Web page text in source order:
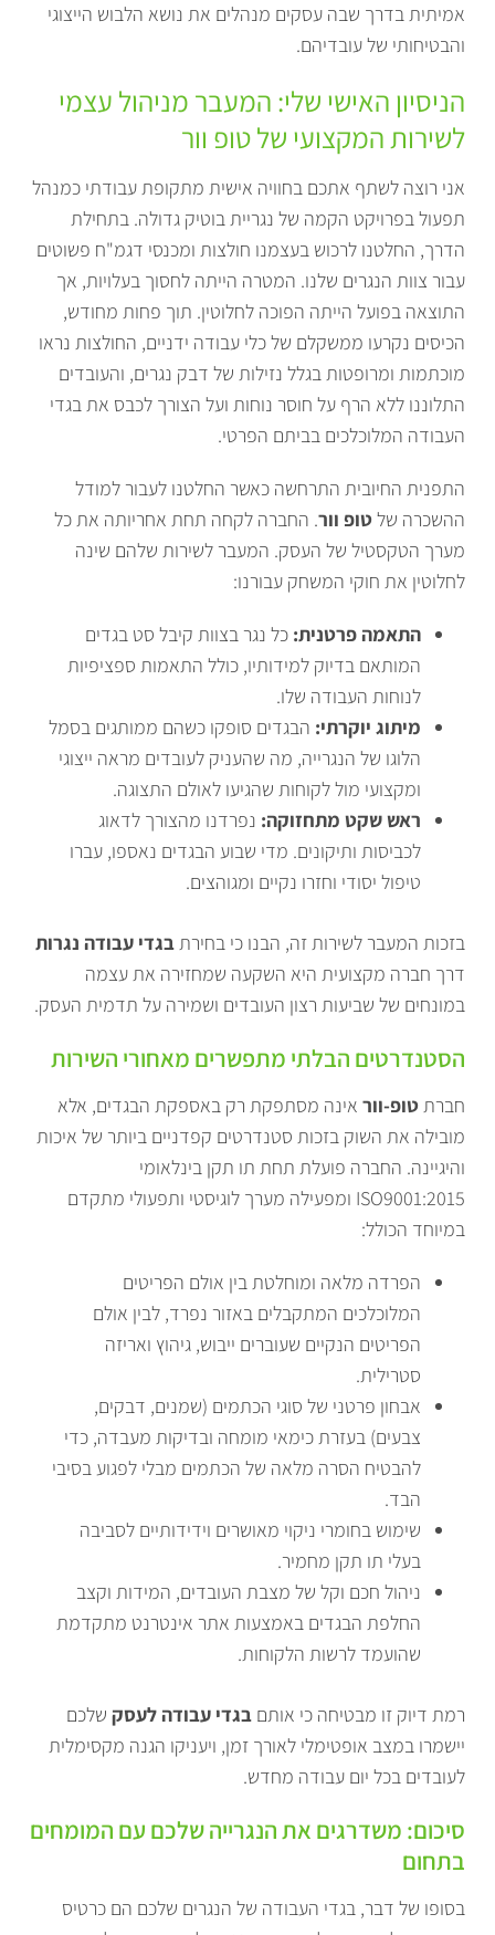
אמיתית בדרך שבה עסקים מנהלים את נושא הלבוש הייצוגי
והבטיחותי של עובדיהם.
הניסיון האישי שלי: המעבר מניהול עצמי
לשירות המקצועי של טופ וור
אני רוצה לשתף אתכם בחוויה אישית מתקופת עבודתי כמנהל
תפעול בפרויקט הקמה של נגריית בוטיק גדולה. בתחילת
הדרך, החלטנו לרכוש בעצמנו חולצות ומכנסי דגמ"ח פשוטים
עבור צוות הנגרים שלנו. המטרה הייתה לחסוך בעלויות, אך
התוצאה בפועל הייתה הפוכה לחלוטין. תוך פחות מחודש,
הכיסים נקרעו ממשקלם של כלי עבודה ידניים, החולצות נראו
מוכתמות ומרופטות בגלל נזילות של דבק נגרים, והעובדים
התלוננו ללא הרף על חוסר נוחות ועל הצורך לכבס את בגדי
העבודה המלוכלכים בביתם הפרטי.
התפנית החיובית התרחשה כאשר החלטנו לעבור למודל
ההשכרה שלטופ וור. החברה לקחה תחת אחריותה את כל
מערך הטקסטיל של העסק. המעבר לשירות שלהם שינה
לחלוטין את חוקי המשחק עבורנו:
התאמה פרטנית: כל נגר בצוות קיבל סט בגדים
המותאם בדיוק למידותיו, כולל התאמות ספציפיות
לנוחות העבודה שלו.
מיתוג יוקרתי: הבגדים סופקו כשהם ממותגים בסמל
הלוגו של הנגרייה, מה שהעניק לעובדים מראה ייצוגי
ומקצועי מול לקוחות שהגיעו לאולם התצוגה.
ראש שקט מתחזוקה: נפרדנו מהצורך לדאוג
לכביסות ותיקונים. מדי שבוע הבגדים נאספו, עברו
טיפול יסודי וחזרו נקיים ומגוהצים.
בזכות המעבר לשירות זה, הבנו כי בחירתבגדי עבודה נגרות
דרך חברה מקצועית היא השקעה שמחזירה את עצמה
במונחים של שביעות רצון העובדים ושמירה על תדמית העסק.
הסטנדרטים הבלתי מתפשרים מאחורי השירות
חברתטופ-ווראינה מסתפקת רק באספקת הבגדים, אלא
מובילה את השוק בזכות סטנדרטים קפדניים ביותר של איכות
והיגיינה. החברה פועלת תחת תו תקן בינלאומי
ISO9001:2015 ומפעילה מערך לוגיסטי ותפעולי מתקדם
במיוחד הכולל:
הפרדה מלאה ומוחלטת בין אולם הפריטים
המלוכלכים המתקבלים באזור נפרד, לבין אולם
הפריטים הנקיים שעוברים ייבוש, גיהוץ ואריזה
סטרילית.
אבחון פרטני של סוגי הכתמים (שמנים, דבקים,
צבעים) בעזרת כימאי מומחה ובדיקות מעבדה, כדי
להבטיח הסרה מלאה של הכתמים מבלי לפגוע בסיבי
הבד.
שימוש בחומרי ניקוי מאושרים וידידותיים לסביבה
בעלי תו תקן מחמיר.
ניהול חכם וקל של מצבת העובדים, המידות וקצב
החלפת הבגדים באמצעות אתר אינטרנט מתקדמת
שהועמד לרשות הלקוחות.
רמת דיוק זו מבטיחה כי אותם בגדי עבודה לעסקשלכם
יישמרו במצב אופטימלי לאורך זמן, ויעניקו הגנה מקסימלית
לעובדים בכל יום עבודה מחדש.
סיכום: משדרגים את הנגרייה שלכם עם המומחים
בתחום
בסופו של דבר, בגדי העבודה של הנגרים שלכם הם כרטיס